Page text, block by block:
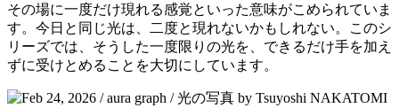
その場に一度だけ現れる感覚といった意味がこめられていま
す。今日と同じ光は、二度と現れないかもしれない。このシ
リーズでは、そうした一度限りの光を、できるだけ手を加え
ずに受けとめることを大切にしています。